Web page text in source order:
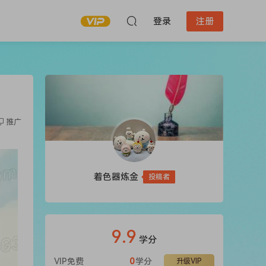
登录 注册
推广
着色器炼金 投稿者
9.9 学分
VIP免费 升级VIP
0学分